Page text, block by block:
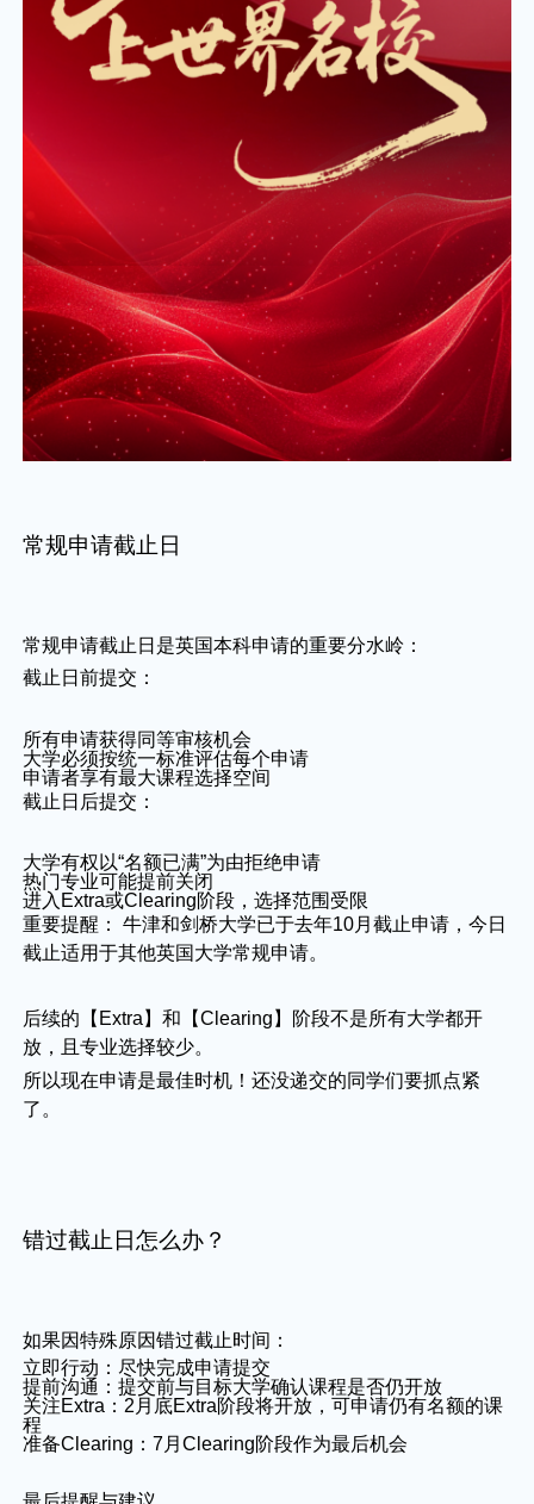
常规申请截止日
常规申请截止日是英国本科申请的重要分水岭：
截止日前提交：
所有申请获得同等审核机会
大学必须按统一标准评估每个申请
申请者享有最大课程选择空间
截止日后提交：
大学有权以“名额已满”为由拒绝申请
热门专业可能提前关闭
进入Extra或Clearing阶段，选择范围受限
重要提醒： 牛津和剑桥大学已于去年10月截止申请，今日
截止适用于其他英国大学常规申请。
后续的【Extra】和【Clearing】阶段不是所有大学都开
放，且专业选择较少。
所以现在申请是最佳时机！还没递交的同学们要抓点紧
了。
错过截止日怎么办？
如果因特殊原因错过截止时间：
立即行动：尽快完成申请提交
提前沟通：提交前与目标大学确认课程是否仍开放
关注Extra：2月底Extra阶段将开放，可申请仍有名额的课
程
准备Clearing：7月Clearing阶段作为最后机会